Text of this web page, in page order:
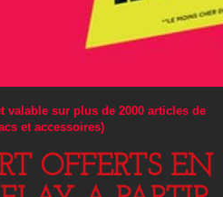
valable sur plus de 2000 articles de
et accessoires)
OFFERTS EN